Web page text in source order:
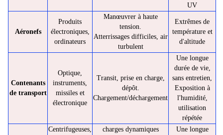
UV
Aéronefs
Produits
électroniques,
ordinateurs
Manœuvrer à haute
tension.
Atterrissages difficiles, air
turbulent
Extrêmes de
température et
d'altitude
Contenants
de transport
Optique,
instruments,
missiles et
électronique
Transit, prise en charge,
dépôt.
Chargement/déchargement
Une longue
durée de vie,
sans entretien,
Exposition à
l'humidité,
utilisation
répétée
Centrifugeuses,
charges dynamiques
Une longue